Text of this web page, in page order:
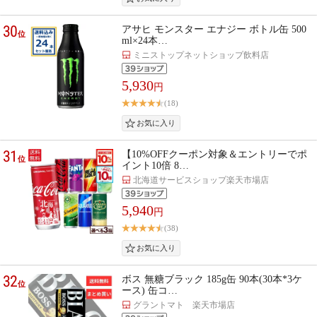
30位
アサヒ モンスター エナジー ボトル缶 500
ml×24本…
ミニストップネットショップ飲料店
5,930円
(18)
31位
【10%OFFクーポン対象＆エントリーでポ
イント10倍 8…
北海道サービスショップ楽天市場店
5,940円
(38)
32位
ボス 無糖ブラック 185g缶 90本(30本*3ケ
ース) 缶コ…
グラントマト 楽天市場店